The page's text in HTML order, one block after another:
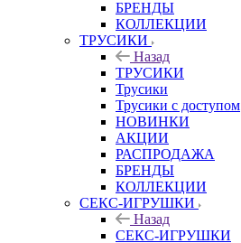
БРЕНДЫ
КОЛЛЕКЦИИ
ТРУСИКИ
Назад
ТРУСИКИ
Трусики
Трусики с доступом
НОВИНКИ
АКЦИИ
РАСПРОДАЖА
БРЕНДЫ
КОЛЛЕКЦИИ
СЕКС-ИГРУШКИ
Назад
СЕКС-ИГРУШКИ